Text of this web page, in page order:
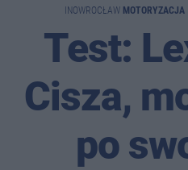
INOWROCŁAW MOTORYZACJA
Test:
Cisza,
po